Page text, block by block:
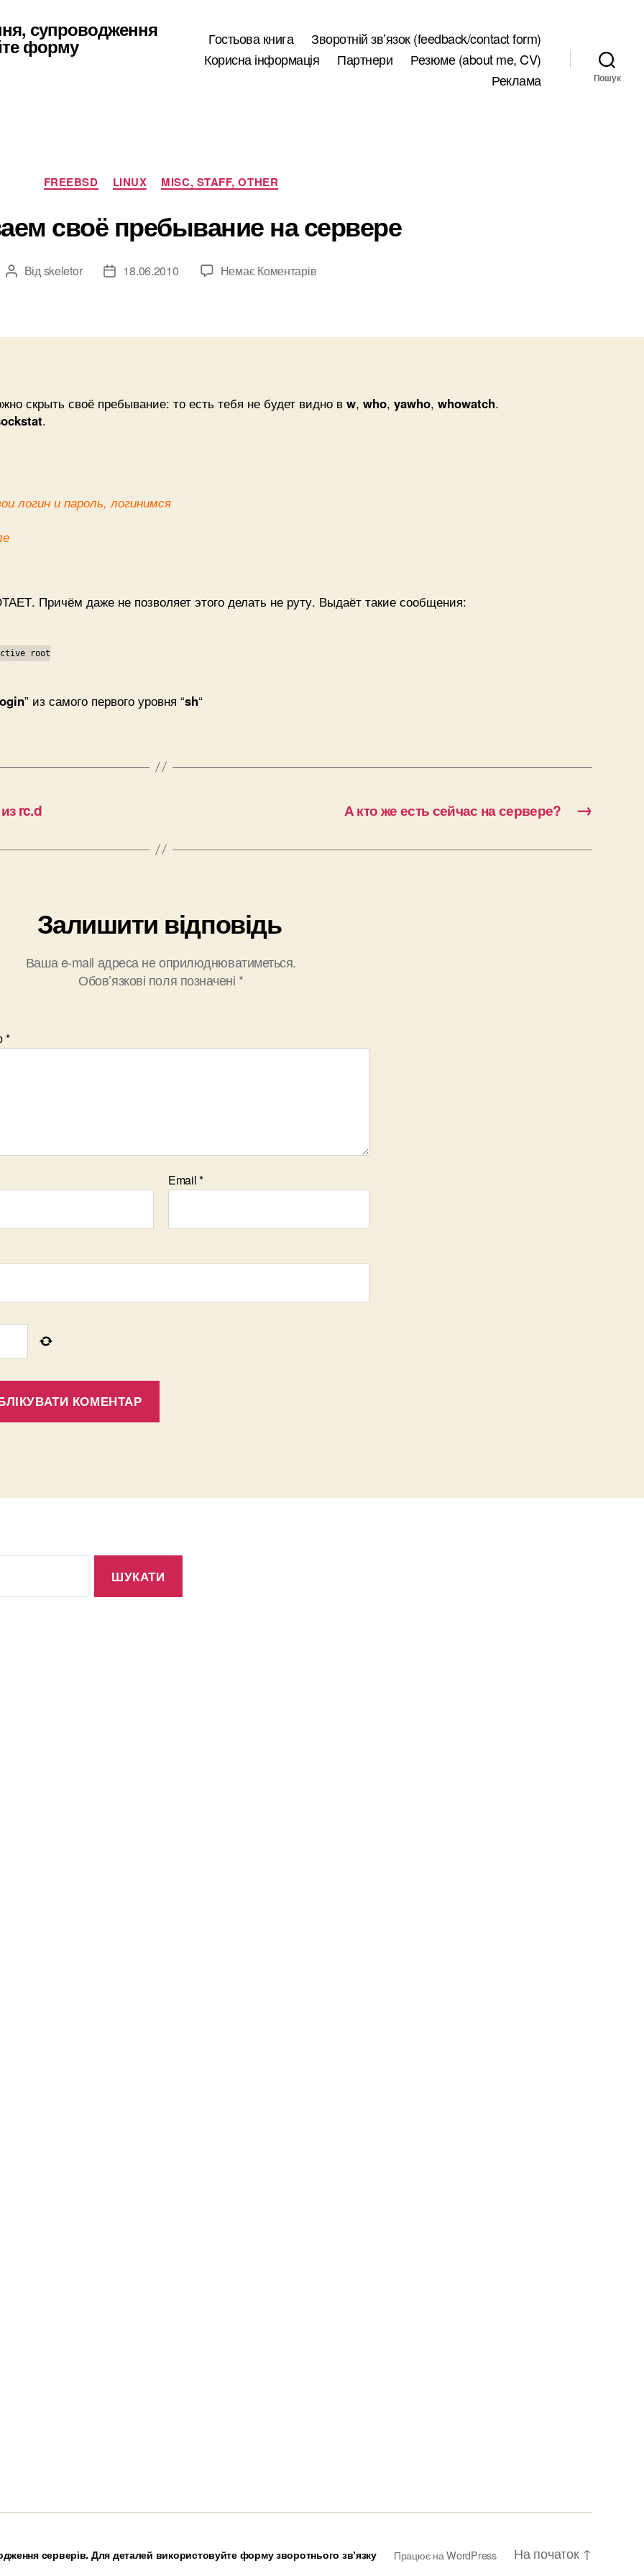
супроводження
форму Гостьова книга
Зворотній звʼязок (feedback/contact form)
Корисна інформація
Партнери
Резюме (about me, CV)
Реклама
Пошук
Категорії
FREEBSD LINUX MISC, STAFF, OTHER
своё пребывание на сервере
Автор
Від skeletor
Дата18.06.2010 Немає Коментарівдо
на
скрыть своё пребывание: то есть тебя не будет видно в w, who, yawho, whowatch.
.
логин и пароль, логинимся
Причём даже не позволяет этого делать не руту. Выдаёт такие сообщения:
root
” из самого первого уровня “sh“
rc.d →
А кто же есть сейчас на сервере?
Залишити відповідь
Ваша e-mail адреса не оприлюднюватиметься.
Обов’язкові поля позначені *
*
Email*
серверів. Для деталей використовуйте форму зворотнього звʼязку Працює на WordPress На початок ↑